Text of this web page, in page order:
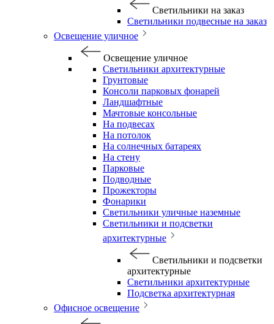
Светильники на заказ
Светильники подвесные на заказ
Освещение уличное
Освещение уличное
Светильники архитектурные
Грунтовые
Консоли парковых фонарей
Ландшафтные
Мачтовые консольные
На подвесах
На потолок
На солнечных батареях
На стену
Парковые
Подводные
Прожекторы
Фонарики
Светильники уличные наземные
Светильники и подсветки
архитектурные
Светильники и подсветки
архитектурные
Светильники архитектурные
Подсветка архитектурная
Офисное освещение